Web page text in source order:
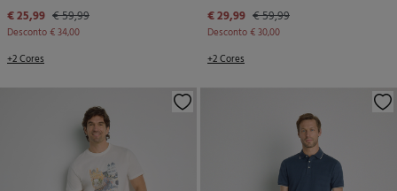
€ 25,99 € 59,99
Desconto€ 34,00
+2 Cores
€ 29,99 € 59,99
Desconto€ 30,00
+2 Cores